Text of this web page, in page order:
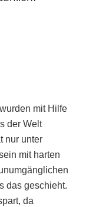
mit Hilfe
der Welt
nur unter
mit harten
das geschieht.
da